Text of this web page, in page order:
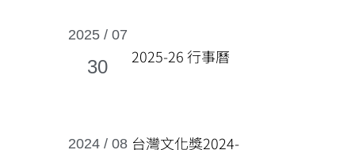
2025 / 07
30 2025-26 行事曆
2024 / 08 台灣文化獎2024-